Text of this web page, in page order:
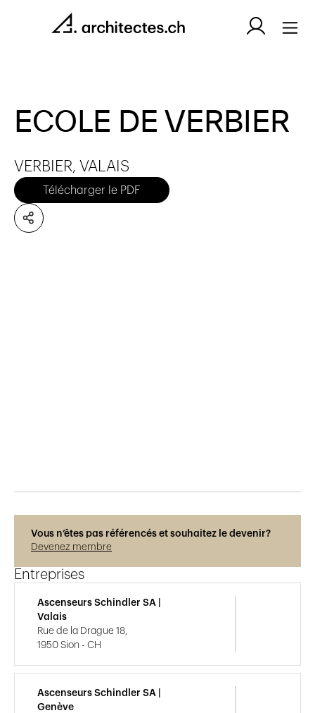
ECOLE DE VERBIER
VERBIER, VALAIS
Télécharger le PDF
Vous n’êtes pas référencés et souhaitez le devenir?
Devenez membre
Entreprises
Ascenseurs Schindler SA |
Valais
Rue de la Drague 18,
1950 Sion - CH
Ascenseurs Schindler SA |
Genève